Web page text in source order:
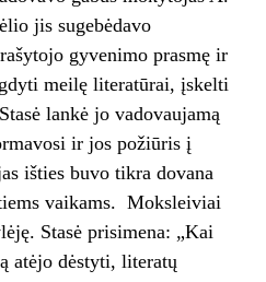
jis sugebėdavo
gyvenimo prasmę ir
meilę literatūrai, įskelti
lankė jo vadovaujamą
ir jos požiūris į
išties buvo tikra dovana
vaikams. Moksleiviai
Stasė prisimena: „Kai
atėjo dėstyti, literatų